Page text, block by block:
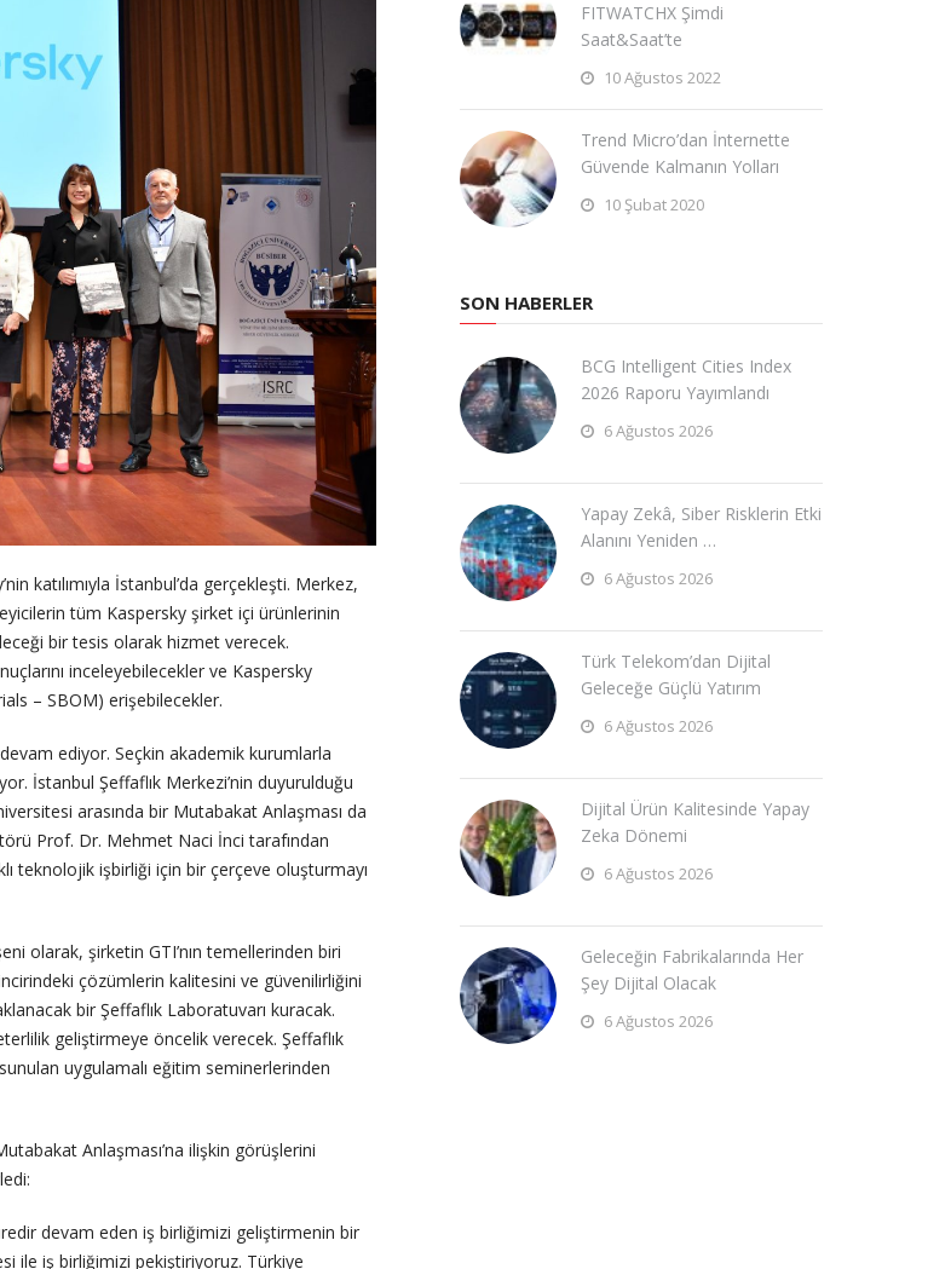
katılımıyla İstanbul’da gerçekleşti. Merkez,
tüm Kaspersky şirket içi ürünlerinin
bir tesis olarak hizmet verecek.
inceleyebilecekler ve Kaspersky
– SBOM) erişebilecekler.
ediyor. Seçkin akademik kurumlarla
İstanbul Şeffaflık Merkezi’nin duyurulduğu
arasında bir Mutabakat Anlaşması da
Prof. Dr. Mehmet Naci İnci tarafından
teknolojik işbirliği için bir çerçeve oluşturmayı
olarak, şirketin GTI’nın temellerinden biri
çözümlerin kalitesini ve güvenilirliğini
bir Şeffaflık Laboratuvarı kuracak.
geliştirmeye öncelik verecek. Şeffaflık
uygulamalı eğitim seminerlerinden
Anlaşması’na ilişkin görüşlerini
devam eden iş birliğimizi geliştirmenin bir
ile iş birliğimizi pekiştiriyoruz. Türkiye
FITWATCHX Şimdi
Saat&Saat’te
10 Ağustos 2022
Trend Micro’dan İnternette
Güvende Kalmanın Yolları
10 Şubat 2020
SON HABERLER
BCG Intelligent Cities Index
2026 Raporu Yayımlandı
6 Ağustos 2026
Yapay Zekâ, Siber Risklerin Etki
Alanını Yeniden …
6 Ağustos 2026
Türk Telekom’dan Dijital
Geleceğe Güçlü Yatırım
6 Ağustos 2026
Dijital Ürün Kalitesinde Yapay
Zeka Dönemi
6 Ağustos 2026
Geleceğin Fabrikalarında Her
Şey Dijital Olacak
6 Ağustos 2026